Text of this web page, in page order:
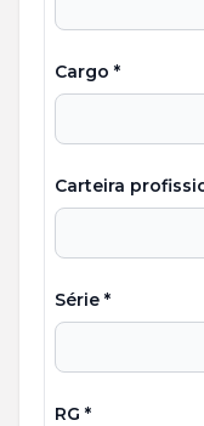
Cargo *
Carteira
Série *
RG *